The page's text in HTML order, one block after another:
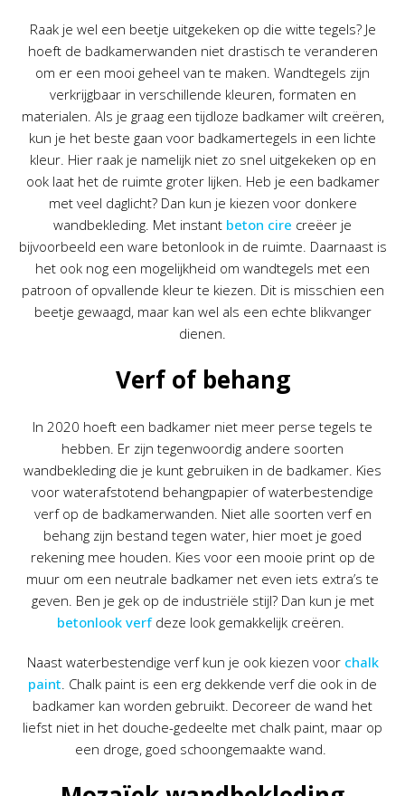
Raak je wel een beetje uitgekeken op die witte tegels? Je
hoeft de badkamerwanden niet drastisch te veranderen
om er een mooi geheel van te maken. Wandtegels zijn
verkrijgbaar in verschillende kleuren, formaten en
materialen. Als je graag een tijdloze badkamer wilt creëren,
kun je het beste gaan voor badkamertegels in een lichte
kleur. Hier raak je namelijk niet zo snel uitgekeken op en
ook laat het de ruimte groter lijken. Heb je een badkamer
met veel daglicht? Dan kun je kiezen voor donkere
wandbekleding. Met instant beton cire creëer je
bijvoorbeeld een ware betonlook in de ruimte. Daarnaast is
het ook nog een mogelijkheid om wandtegels met een
patroon of opvallende kleur te kiezen. Dit is misschien een
beetje gewaagd, maar kan wel als een echte blikvanger
dienen.
Verf of behang
In 2020 hoeft een badkamer niet meer perse tegels te
hebben. Er zijn tegenwoordig andere soorten
wandbekleding die je kunt gebruiken in de badkamer. Kies
voor waterafstotend behangpapier of waterbestendige
verf op de badkamerwanden. Niet alle soorten verf en
behang zijn bestand tegen water, hier moet je goed
rekening mee houden. Kies voor een mooie print op de
muur om een neutrale badkamer net even iets extra’s te
geven. Ben je gek op de industriële stijl? Dan kun je met
betonlook verfdeze look gemakkelijk creëren.
Naast waterbestendige verf kun je ook kiezen voor chalk
paint. Chalk paint is een erg dekkende verf die ook in de
badkamer kan worden gebruikt. Decoreer de wand het
liefst niet in het douche-gedeelte met chalk paint, maar op
een droge, goed schoongemaakte wand.